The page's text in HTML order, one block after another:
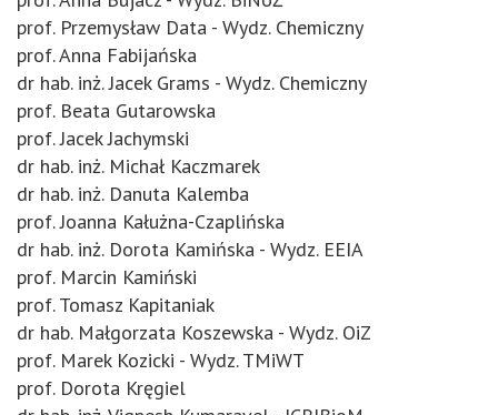
prof. Przemysław Data - Wydz. Chemiczny
prof. Anna Fabijańska
dr hab. inż. Jacek Grams - Wydz. Chemiczny
prof. Beata Gutarowska
prof. Jacek Jachymski
dr hab. inż. Michał Kaczmarek
dr hab. inż. Danuta Kalemba
prof. Joanna Kałużna-Czaplińska
dr hab. inż. Dorota Kamińska - Wydz. EEIA
prof. Marcin Kamiński
prof. Tomasz Kapitaniak
dr hab. Małgorzata Koszewska - Wydz. OiZ
prof. Marek Kozicki - Wydz. TMiWT
prof. Dorota Kręgiel